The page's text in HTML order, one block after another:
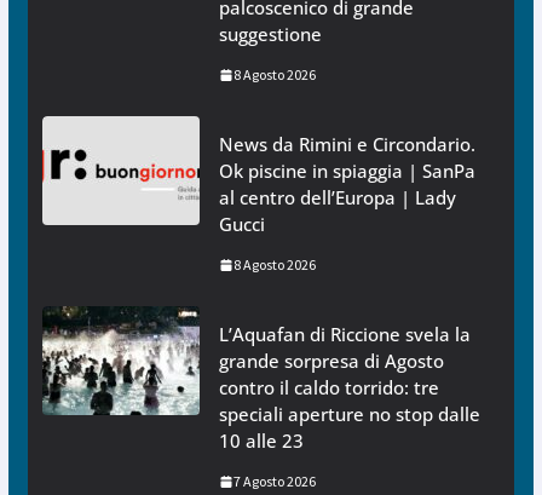
palcoscenico di grande
suggestione
8 Agosto 2026
News da Rimini e Circondario.
Ok piscine in spiaggia | SanPa
al centro dell’Europa | Lady
Gucci
8 Agosto 2026
L’Aquafan di Riccione svela la
grande sorpresa di Agosto
contro il caldo torrido: tre
speciali aperture no stop dalle
10 alle 23
7 Agosto 2026